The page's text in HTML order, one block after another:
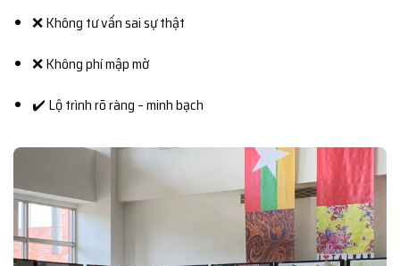
❌ Không tư vấn sai sự thật
❌ Không phí mập mờ
✔️ Lộ trình rõ ràng – minh bạch